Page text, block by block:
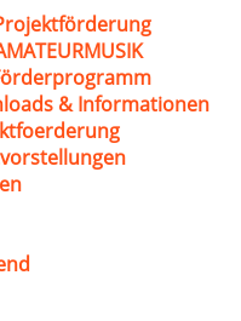
& Informationen